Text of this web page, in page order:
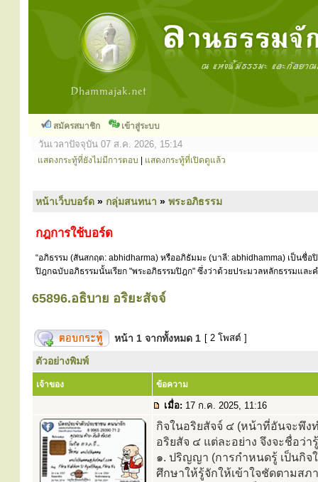
สมัครสมาชิก เข้าสู่ระบบ
วันเวลาปัจจุบัน 07 ส.ค. 2026, 15:14
แสดงกระทู้ที่ยังไม่มีการตอบ แสดงกระทู้ที่เปิดดูแล้ว
หน้าเว็บบอร์ด » กลุ่มสนทนา » พระอภิธรรม
กฎการใช้บอร์ด
“อภิธรรม (สันสกฤต: abhidharma) หรืออภิธัมมะ (บาลี: abhidhamma) เป็น
ปิฎกฉบับอภิธรรมนั้นเรียก "พระอภิธรรมปิฎก" ซึ่งว่าด้วยประมวลหลักธรรมแล
65896.อธิบาย อริยะสัจจ์
หน้า 1 จากทั้งหมด 1 [ 2 โพสต์ ]
ตัวอย่างพิมพ์
เจ้าของ ข้อความ
เมื่อ: 17 ก.ค. 2025, 11:16
กิจในอริยสัจจ์ ๔ (หน้าที่อันจะพึง
อริยสัจ ๔ แต่ละอย่าง จึงจะชื่อว่า
๑. ปริญญา (การกำหนดรู้ เป็นกิ
ศึกษาให้รู้จักให้เข้าใจชัดตามสภ